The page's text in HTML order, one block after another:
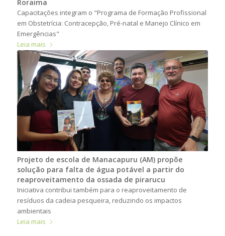
Roraima
Capacitações integram o "Programa de Formação Profissional
em Obstetrícia: Contracepção, Pré-natal e Manejo Clínico em
Emergências"
Leia mais
Projeto de escola de Manacapuru (AM) propõe
solução para falta de água potável a partir do
reaproveitamento da ossada de pirarucu
Iniciativa contribui também para o reaproveitamento de
resíduos da cadeia pesqueira, reduzindo os impactos
ambientais
Leia mais